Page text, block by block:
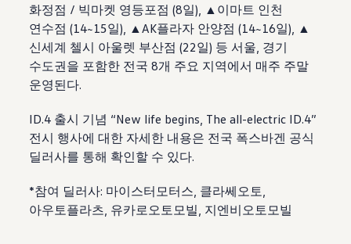
화정점 / 빅마켓 영등포점 (8일), ▲이마트 인천
연수점 (14~15일), ▲AK플라자 안양점 (14~16일), ▲
신세계 첼시 아울렛 부산점 (22일) 등 서울, 경기
수도권을 포함한 전국 8개 주요 지역에서 매주 주말
운영된다.
ID.4 출시 기념 “New life begins, The all-electric ID.4”
전시 행사에 대한 자세한 내용은 전국 폭스바겐 공식
딜러사를 통해 확인할 수 있다.
*참여 딜러사: 마이스터모터스, 클라쎄오토,
아우토플라츠, 유카로오토모빌, 지엔비오토모빌